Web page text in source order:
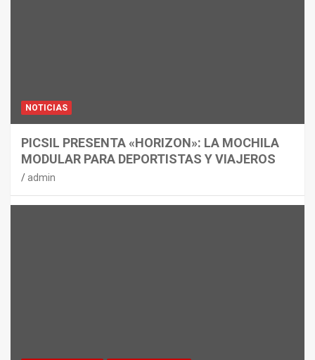
NOTICIAS
PICSIL PRESENTA «HORIZON»: LA MOCHILA
MODULAR PARA DEPORTISTAS Y VIAJEROS
admin